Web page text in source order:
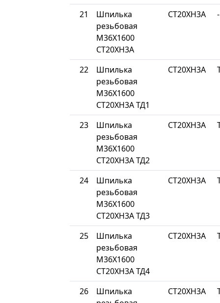
21
Шпилька
резьбовая
М36Х1600
СТ20ХН3А
СТ20ХН3А -
22
Шпилька
резьбовая
М36Х1600
СТ20ХН3А ТД1
СТ20ХН3А
23
Шпилька
резьбовая
М36Х1600
СТ20ХН3А ТД2
СТ20ХН3А
24
Шпилька
резьбовая
М36Х1600
СТ20ХН3А ТД3
СТ20ХН3А
25
Шпилька
резьбовая
М36Х1600
СТ20ХН3А ТД4
СТ20ХН3А
26
Шпилька
СТ20ХН3А